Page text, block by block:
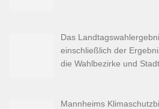
Das
einschließlich der
die Wahlbezirke und
Mannheims